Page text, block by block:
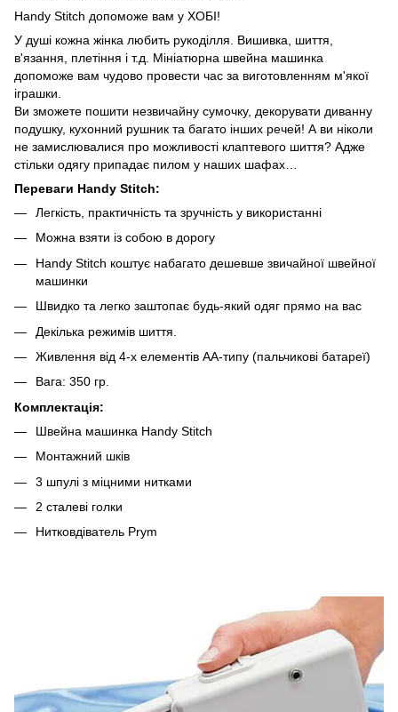
Handy Stitch допоможе вам у ХОБІ!
У душі кожна жінка любить рукоділля. Вишивка, шиття,
в'язання, плетіння і т.д. Мініатюрна швейна машинка
допоможе вам чудово провести час за виготовленням м'якої
іграшки.
Ви зможете пошити незвичайну сумочку, декорувати диванну
подушку, кухонний рушник та багато інших речей! А ви ніколи
не замислювалися про можливості клаптевого шиття? Адже
стільки одягу припадає пилом у наших шафах…
Переваги Handy Stitch:
Легкість, практичність та зручність у використанні
Можна взяти із собою в дорогу
Handy Stitch коштує набагато дешевше звичайної швейної
машинки
Швидко та легко заштопає будь-який одяг прямо на вас
Декілька режимів шиття.
Живлення від 4-х елементів АА-типу (пальчикові батареї)
Вага: 350 гр.
Комплектація:
Швейна машинка Handy Stitch
Монтажний шків
3 шпулі з міцними нитками
2 сталеві голки
Нитковдіватель Prym